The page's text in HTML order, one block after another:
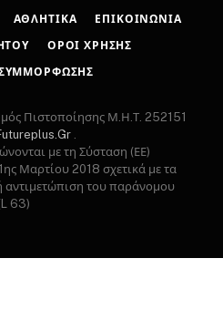
ΑΘΛΗΤΙΚΆ ΕΠΙΚΟΙΝΩΝΊΑ
ΌΡΟΙ ΧΡΉΣΗΣ
Πιστοποίησης Μ.Η.Τ. 252151
με τη Σύσταση (ΕΕ)
Μαρτίου 2018 σχετικά με τα
αντιμετώπιση του παράνομου
63)